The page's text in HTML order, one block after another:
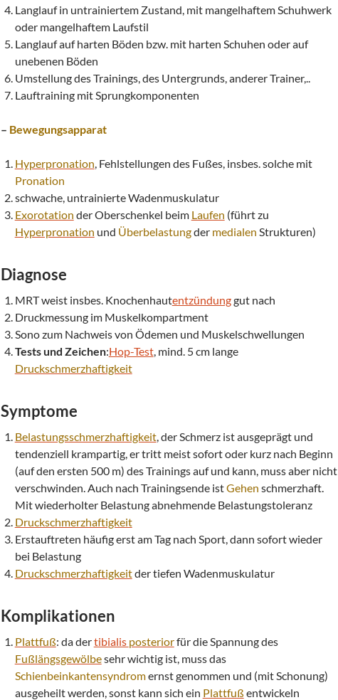
Langlauf in untrainiertem Zustand, mit mangelhaftem Schuhwerk
oder mangelhaftem Laufstil
Langlauf auf harten Böden bzw. mit harten Schuhen oder auf
unebenen Böden
Umstellung des Trainings, des Untergrunds, anderer Trainer,..
Lauftraining mit Sprungkomponenten
– Bewegungsapparat
Hyperpronation, Fehlstellungen des Fußes, insbes. solche mit
Pronation
schwache, untrainierte Wadenmuskulatur
Exorotation der Oberschenkel beim Laufen (führt zu
Hyperpronation und Überbelastungder medialen Strukturen)
Diagnose
MRT weist insbes. Knochenhautentzündunggut nach
Druckmessung im Muskelkompartment
Sono zum Nachweis von Ödemen und Muskelschwellungen
Tests und Zeichen:Hop-Test, mind. 5 cm lange
Druckschmerzhaftigkeit
Symptome
Belastungsschmerzhaftigkeit, der Schmerz ist ausgeprägt und
tendenziell krampartig, er tritt meist sofort oder kurz nach Beginn
(auf den ersten 500 m) des Trainings auf und kann, muss aber nicht
verschwinden. Auch nach Trainingsende istGehen schmerzhaft.
Mit wiederholter Belastung abnehmende Belastungstoleranz
Druckschmerzhaftigkeit
Erstauftreten häufig erst am Tag nach Sport, dann sofort wieder
bei Belastung
Druckschmerzhaftigkeitder tiefen Wadenmuskulatur
Komplikationen
Plattfuß: da dertibialis posteriorfür die Spannung des
Fußlängsgewölbesehr wichtig ist, muss das
Schienbeinkantensyndromernst genommen und (mit Schonung)
ausgeheilt werden, sonst kann sich ein Plattfuß entwickeln